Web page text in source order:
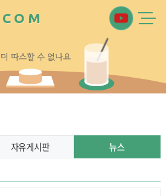
C O M
더 따스할 수 없나요
자유게시판
뉴스